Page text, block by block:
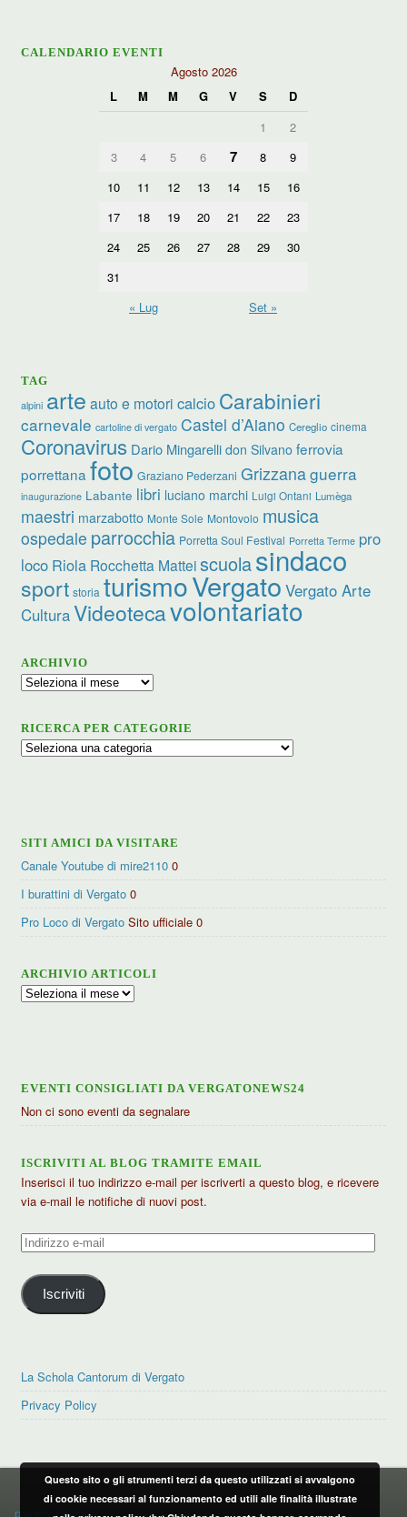
CALENDARIO EVENTI
Agosto 2026
L
M M G V S
D
1
2
3
4 5 6 7 8
9
10
11 12 13 14 15
16
17
18 19 20 21 22
23
24
25 26 27 28 29
30
31
« Lug
Set »
TAG
alpini arte auto e motori calcio Carabinieri
carnevale cartoline di vergato Castel d’Aiano Cereglio cinema
Coronavirus Dario Mingarelli don Silvano ferrovia
porrettana foto Graziano Pederzani Grizzanaguerra
inaugurazione Labante libri luciano marchi Luigi Ontani Lumèga
maestri marzabotto Monte Sole Montovolo musica
ospedale parrocchia Porretta Soul Festival Porretta Terme pro
loco Riola Rocchetta Matteiscuolasindaco
sport storia turismoVergato Vergato Arte
CulturaVideotecavolontariato
ARCHIVIO
Archivio
RICERCA PER CATEGORIE
Ricerca
SITI AMICI DA VISITARE
Canale Youtube di mire2110 0
I burattini di Vergato 0
Pro Loco di Vergato Sito ufficiale 0
ARCHIVIO ARTICOLI
Archivio
EVENTI CONSIGLIATI DA VERGATONEWS24
Non ci sono eventi da segnalare
ISCRIVITI AL BLOG TRAMITE EMAIL
Inserisci il tuo indirizzo e-mail per iscriverti a questo blog, e ricevere
via e-mail le notifiche di nuovi post.
Indirizzo
mail
Iscriviti
La Schola Cantorum di Vergato
Privacy Policy
PRIVACY POLICY
privacy policy
Questo sito o gli strumenti terzi da questo utilizzati si avvalgono
di cookie necessari al funzionamento ed utili alle finalità illustrate